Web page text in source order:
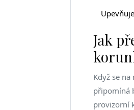
Jak
Když se
připomíná
provizorní